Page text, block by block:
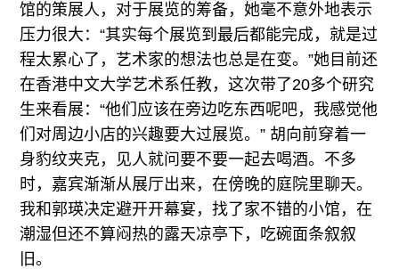
馆的策展人，对于展览的筹备，她毫不意外地表示
压力很大：“其实每个展览到最后都能完成，就是过
程太累心了，艺术家的想法也总是在变。”她目前还
在香港中文大学艺术系任教，这次带了20多个研究
生来看展：“他们应该在旁边吃东西呢吧，我感觉他
们对周边小店的兴趣要大过展览。” 胡向前穿着一
身豹纹夹克，见人就问要不要一起去喝酒。不多
时，嘉宾渐渐从展厅出来，在傍晚的庭院里聊天。
我和郭瑛决定避开开幕宴，找了家不错的小馆，在
潮湿但还不算闷热的露天凉亭下，吃碗面条叙叙
旧。